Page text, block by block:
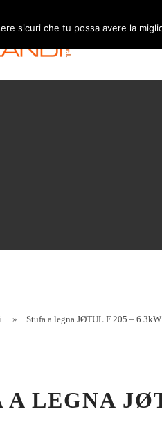
» Stufa a legna JØTUL F 205 – 6.3kW
A LEGNA
sicuri che tu possa avere la